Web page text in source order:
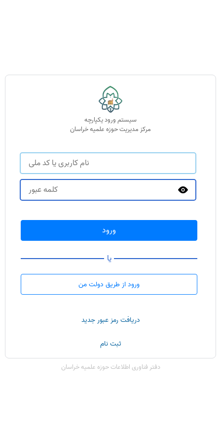
سیستم ورود یکپارچه
مرکز مدیریت حوزه علمیه خراسان
ورود
یا
ورود از طریق دولت من
دریافت رمز عبور جدید
ثبت نام